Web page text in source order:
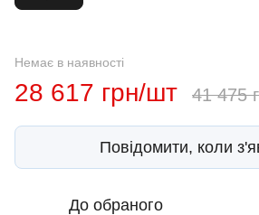
Немає в наявності
28 617 грн/шт 41 475
Повідомити, коли
До обраного